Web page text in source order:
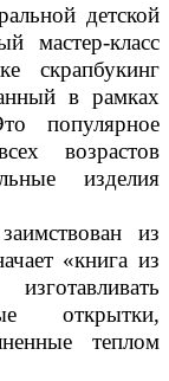
детской
мастер-класс
скрапбукинг
в рамках
популярное
возрастов
изделия
из
«книга из
открытки,
теплом